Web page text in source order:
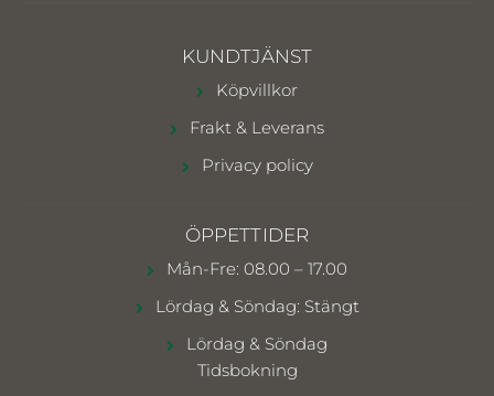
KUNDTJÄNST
Köpvillkor
Frakt & Leverans
Privacy policy
ÖPPETTIDER
Mån-Fre: 08.00 – 17.00
Lördag & Söndag: Stängt
Lördag & Söndag
Tidsbokning